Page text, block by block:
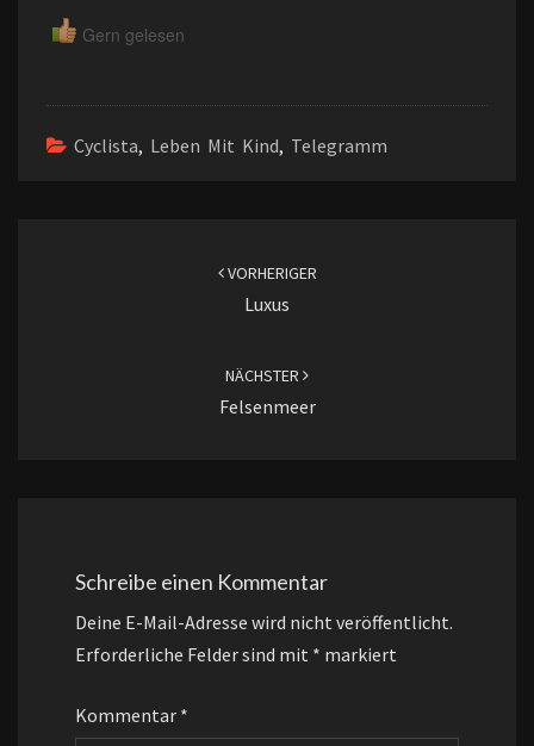
Gern gelesen
Cyclista, Leben Mit Kind, Telegramm
VORHERIGER
Luxus
NÄCHSTER
Felsenmeer
Schreibe einen Kommentar
Deine E-Mail-Adresse wird nicht veröffentlicht.
Erforderliche Felder sind mit * markiert
Kommentar *